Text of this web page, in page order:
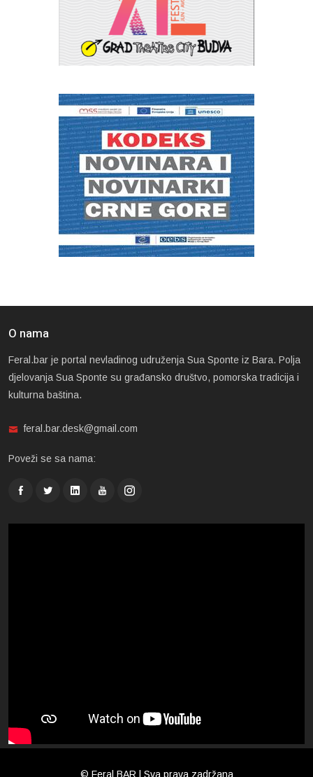
O nama
Feral.bar je portal nevladinog udruženja Sua Sponte iz Bara. Polja
djelovanja Sua Sponte su građansko društvo, pomorska tradicija i
kulturna baština.
feral.bar.desk@gmail.com
Poveži se sa nama:
© Feral BAR | Sva prava zadržana